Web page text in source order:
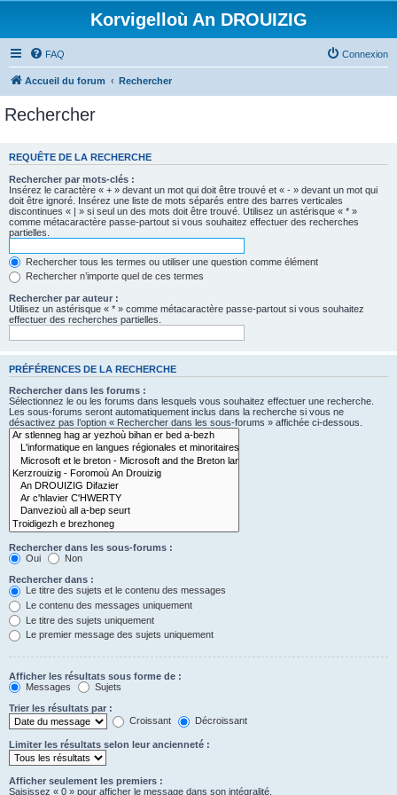
Korvigelloù An DROUIZIG
FAQ Connexion
Accueil du forum Rechercher
Rechercher
REQUÊTE DE LA RECHERCHE
Rechercher par mots-clés :
Insérez le caractère « + » devant un mot qui doit être trouvé et « - » devant un mot qui
doit être ignoré. Insérez une liste de mots séparés entre des barres verticales
discontinues « | » si seul un des mots doit être trouvé. Utilisez un astérisque « * »
comme métacaractère passe-partout si vous souhaitez effectuer des recherches
partielles.
Rechercher tous les termes ou utiliser une question comme élément
Rechercher n’importe quel de ces termes
Rechercher par auteur :
Utilisez un astérisque « * » comme métacaractère passe-partout si vous souhaitez
effectuer des recherches partielles.
PRÉFÉRENCES DE LA RECHERCHE
Rechercher dans les forums :
Sélectionnez le ou les forums dans lesquels vous souhaitez effectuer une recherche.
Les sous-forums seront automatiquement inclus dans la recherche si vous ne
désactivez pas l’option « Rechercher dans les sous-forums » affichée ci-dessous.
Rechercher dans les sous-forums :
Oui
Non
Rechercher dans :
Le titre des sujets et le contenu des messages
Le contenu des messages uniquement
Le titre des sujets uniquement
Le premier message des sujets uniquement
Afficher les résultats sous forme de :
Messages
Sujets
Trier les résultats par :
Croissant
Décroissant
Limiter les résultats selon leur ancienneté :
Afficher seulement les premiers :
Saisissez « 0 » pour afficher le message dans son intégralité.